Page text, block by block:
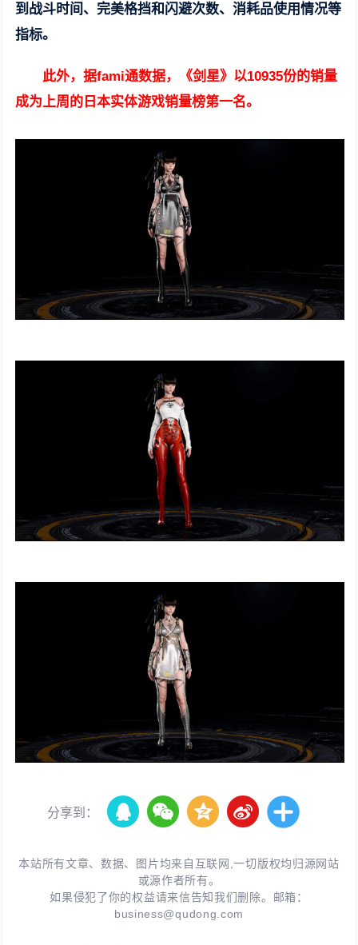
到战斗时间、完美格挡和闪避次数、消耗品使用情况等
指标。
此外，据fami通数据，《剑星》以10935份的销量
成为上周的日本实体游戏销量榜第一名。
分享到：
本站所有文章、数据、图片均来自互联网,一切版权均归源网站
或源作者所有。
如果侵犯了你的权益请来信告知我们删除。邮箱：
business@qudong.com